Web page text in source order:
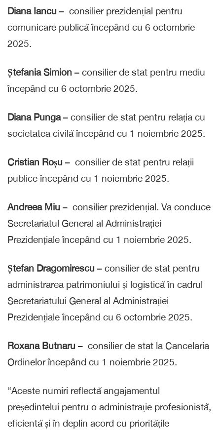
Diana Iancu – consilier prezidențial pentru
comunicare publică începând cu 6 octombrie
2025.
Ștefania Simion – consilier de stat pentru mediu
începând cu 6 octombrie 2025.
Diana Punga– consilier de stat pentru relația cu
societatea civilă începând cu 1 noiembrie 2025.
Cristian Roșu – consilier de stat pentru relații
publice începând cu 1 noiembrie 2025.
Andreea Miu – consilier prezidențial. Va conduce
Secretariatul General al Administrației
Prezidențiale începând cu 1 noiembrie 2025.
Ștefan Dragomirescu – consilier de stat pentru
administrarea patrimoniului și logistică în cadrul
Secretariatului General al Administrației
Prezidențiale începând cu 6 octombrie 2025.
Roxana Butnaru – consilier de stat la Cancelaria
Ordinelor începând cu 1 noiembrie 2025.
“Aceste numiri reflectă angajamentul
președintelui pentru o administrație profesionistă,
eficientă și în deplin acord cu prioritățile